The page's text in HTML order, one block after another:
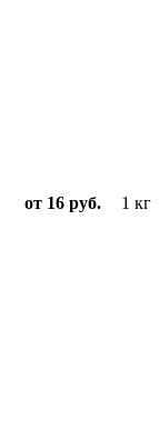
от 16 руб. 1 кг